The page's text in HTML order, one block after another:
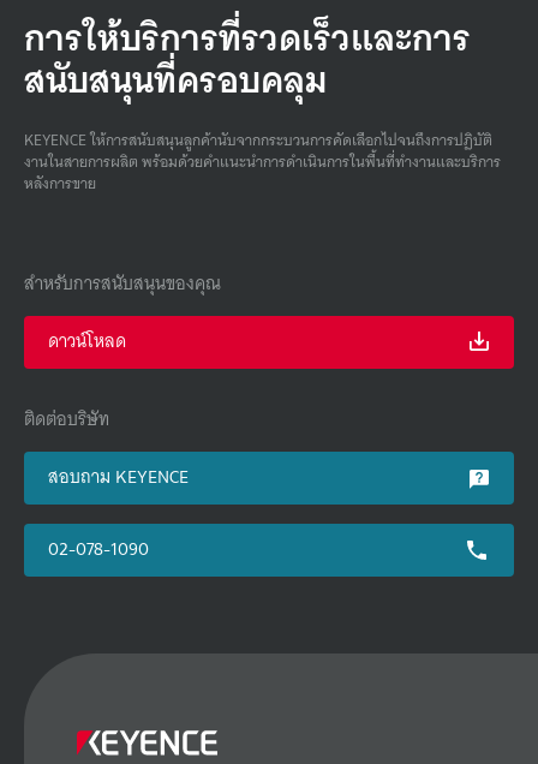
การให้บริการที่รวดเร็วและการ
สนับสนุนที่ครอบคลุม
KEYENCE ให้การสนับสนุนลูกค้านับจากกระบวนการคัดเลือกไปจนถึงการปฏิบัติ
งานในสายการผลิต พร้อมด้วยคําแนะนําการดําเนินการในพื้นที่ทํางานและบริการ
หลังการขาย
สำหรับการสนับสนุนของคุณ
ดาวน์โหลด
ติดต่อบริษัท
สอบถาม KEYENCE
02-078-1090